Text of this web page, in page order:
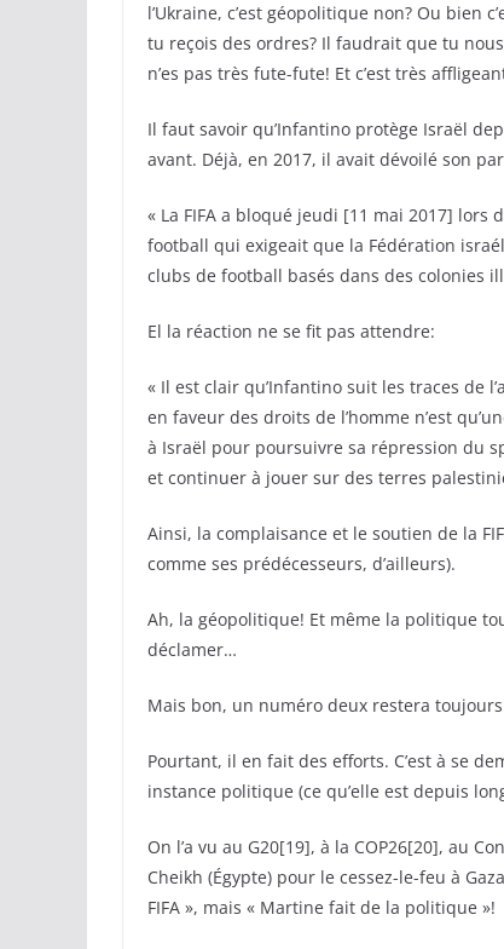
l’Ukraine, c’est géopolitique non? Ou bien
tu reçois des ordres? Il faudrait que tu
n’es pas très fute-fute! Et c’est très
Il faut savoir qu’Infantino protège Israël
avant. Déjà, en 2017, il avait dévoilé son
« La FIFA a bloqué jeudi [11 mai 2017]
football qui exigeait que la Fédération
clubs de football basés dans des colonies
El la réaction ne se fit pas attendre:
« Il est clair qu’Infantino suit les traces de
en faveur des droits de l’homme n’est
à Israël pour poursuivre sa répression du
et continuer à jouer sur des terres
Ainsi, la complaisance et le soutien de la
comme ses prédécesseurs, d’ailleurs).
Ah, la géopolitique! Et même la politique
déclamer…
Mais bon, un numéro deux restera
Pourtant, il en fait des efforts. C’est à se
instance politique (ce qu’elle est depuis
On l’a vu au G20[19], à la COP26[20], au
Cheikh (Égypte) pour le cessez-le-feu à
FIFA », mais « Martine fait de la politique »!